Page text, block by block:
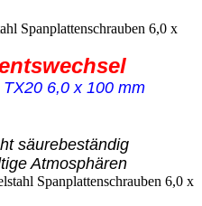
Spanplattenschrauben 6,0 x
6,0 x 100 mm
säurebeständig
Atmosphären
Spanplattenschrauben 6,0 x